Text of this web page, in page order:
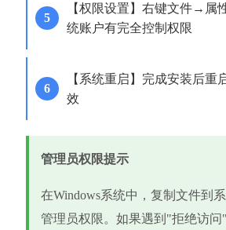
【权限设置】右键文件→属
统账户有完全控制权限
【系统重启】完成安装后重
效
管理员权限提示
在Windows系统中，复制文件到
管理员权限。如果遇到"拒绝访问